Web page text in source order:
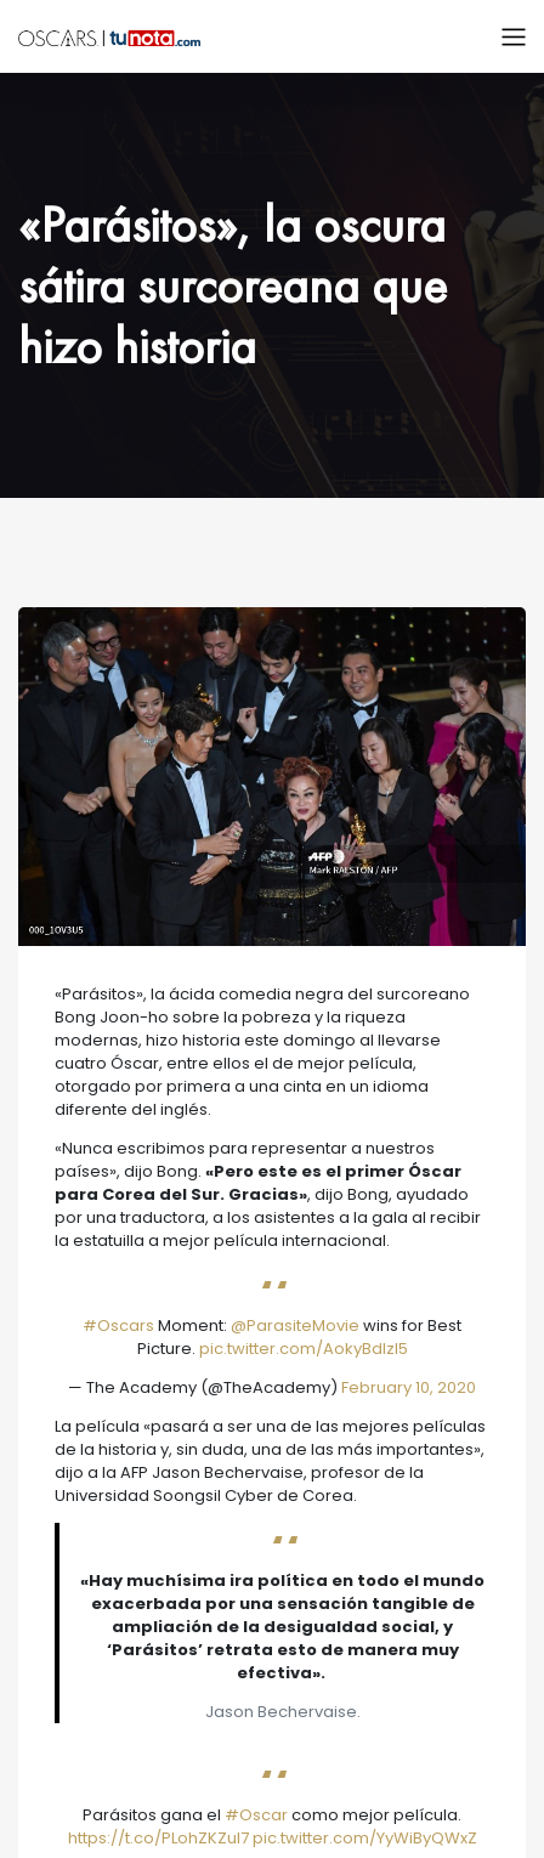
«Parásitos», la oscura
sátira surcoreana que
hizo historia
«Parásitos», la ácida comedia negra del surcoreano
Bong Joon-ho sobre la pobreza y la riqueza
modernas, hizo historia este domingo al llevarse
cuatro Óscar, entre ellos el de mejor película,
otorgado por primera a una cinta en un idioma
diferente del inglés.
«Nunca escribimos para representar a nuestros
países», dijo Bong. «Pero este es el primer Óscar
para Corea del Sur. Gracias», dijo Bong, ayudado
por una traductora, a los asistentes a la gala al recibir
la estatuilla a mejor película internacional.
#Oscars Moment: @ParasiteMovie wins for Best
Picture. pic.twitter.com/AokyBdIzl5
— The Academy (@TheAcademy) February 10, 2020
La película «pasará a ser una de las mejores películas
de la historia y, sin duda, una de las más importantes»,
dijo a la AFP Jason Bechervaise, profesor de la
Universidad Soongsil Cyber de Corea.
«Hay muchísima ira política en todo el mundo
exacerbada por una sensación tangible de
ampliación de la desigualdad social, y
‘Parásitos’ retrata esto de manera muy
efectiva».
Jason Bechervaise.
Parásitos gana el #Oscarcomo mejor película.
https://t.co/PLohZKZul7pic.twitter.com/YyWiByQWxZ